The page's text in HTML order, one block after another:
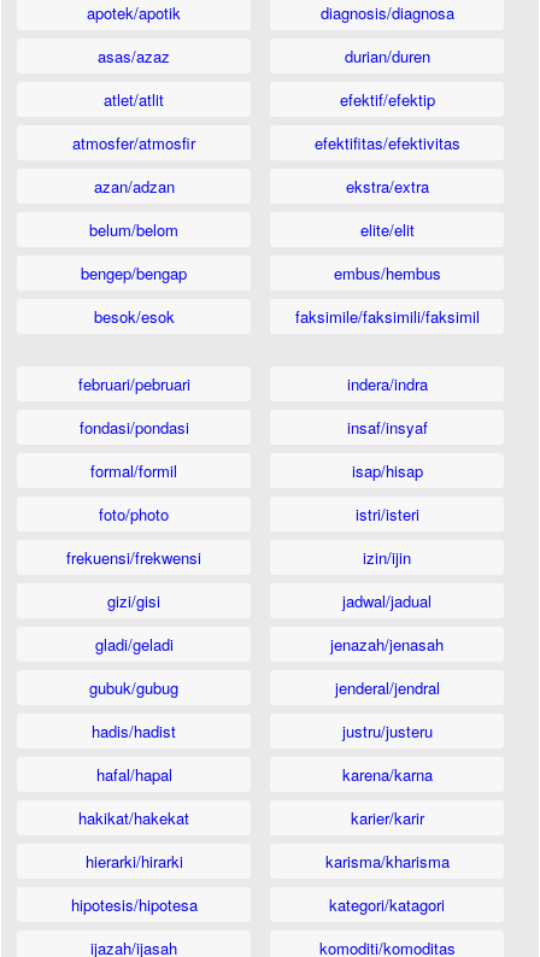
apotek/apotik
asas/azaz
atlet/atlit
atmosfer/atmosfir
azan/adzan
belum/belom
bengep/bengap
besok/esok
diagnosis/diagnosa
durian/duren
efektif/efektip
efektifitas/efektivitas
ekstra/extra
elite/elit
embus/hembus
faksimile/faksimili/faksimil
februari/pebruari
fondasi/pondasi
formal/formil
foto/photo
frekuensi/frekwensi
gizi/gisi
gladi/geladi
gubuk/gubug
hadis/hadist
hafal/hapal
hakikat/hakekat
hierarki/hirarki
hipotesis/hipotesa
ijazah/ijasah
indera/indra
insaf/insyaf
isap/hisap
istri/isteri
izin/ijin
jadwal/jadual
jenazah/jenasah
jenderal/jendral
justru/justeru
karena/karna
karier/karir
karisma/kharisma
kategori/katagori
komoditi/komoditas